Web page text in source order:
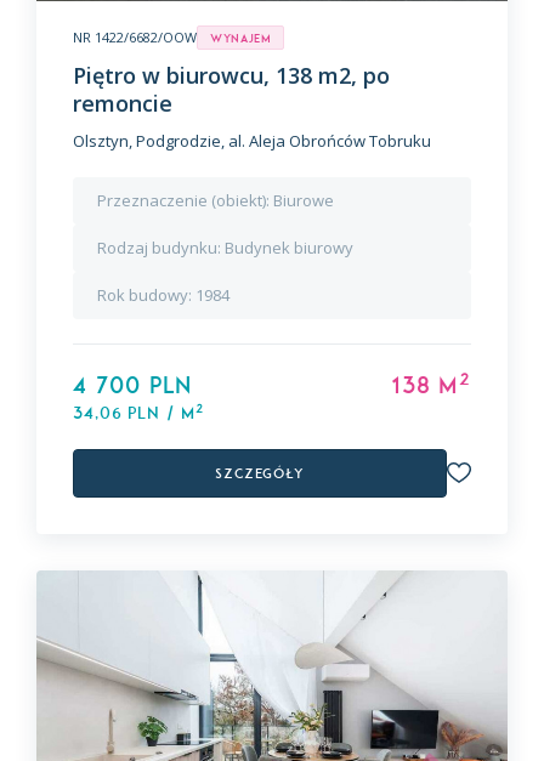
NR 1422/6682/OOW Wynajem
Piętro w biurowcu, 138 m2, po
remoncie
Olsztyn, Podgrodzie, al. Aleja Obrońców Tobruku
Przeznaczenie (obiekt): Biurowe
Rodzaj budynku: Budynek biurowy
Rok budowy: 1984
4 700 PLN
34,06 PLN / m2
138 m 2
Szczegóły